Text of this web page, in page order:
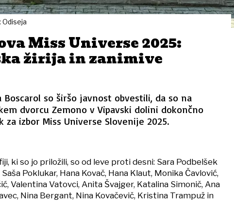
Odiseja
Miss Universe 2025:
žirija in zanimive
Boscarol so širšo javnost obvestili, da so na
dvorcu Zemono v Vipavski dolini dokončno
za izbor Miss Universe Slovenije 2025.
ki so jo priložili, so od leve proti desni: Sara Podbelšek
Poklukar, Hana Kovač, Hana Klaut, Monika Čavlović,
Valentina Vatovci, Anita Švajger, Katalina Simonič, Ana
Nina Bergant, Nina Kovačevič, Kristina Trampuž in